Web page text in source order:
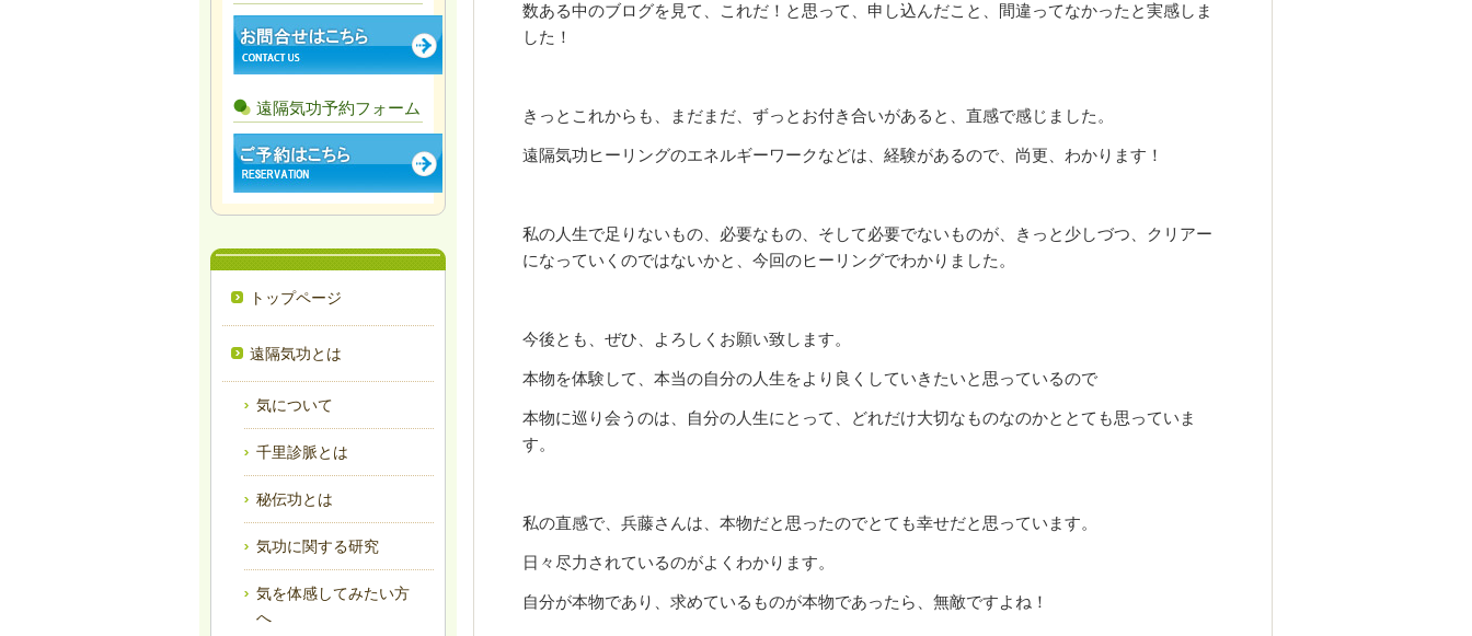
数ある中のブログを見て、これだ！と思って、申し込んだこと、間違ってなかったと実感しま
した！
きっとこれからも、まだまだ、ずっとお付き合いがあると、直感で感じました。
遠隔気功ヒーリングのエネルギーワークなどは、経験があるので、尚更、わかります！
私の人生で足りないもの、必要なもの、そして必要でないものが、きっと少しづつ、クリアー
になっていくのではないかと、今回のヒーリングでわかりました。
今後とも、ぜひ、よろしくお願い致します。
本物を体験して、本当の自分の人生をより良くしていきたいと思っているので
本物に巡り会うのは、自分の人生にとって、どれだけ大切なものなのかととても思っていま
す。
私の直感で、兵藤さんは、本物だと思ったのでとても幸せだと思っています。
日々尽力されているのがよくわかります。
自分が本物であり、求めているものが本物であったら、無敵ですよね！
遠隔気功予約フォーム
トップページ
遠隔気功とは
気について
千里診脈とは
秘伝功とは
気功に関する研究
気を体感してみたい方
へ